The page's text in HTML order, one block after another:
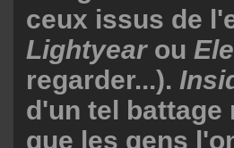
ceux issus de
Lightyearou
regarder...).
d'un tel battage
que les gens